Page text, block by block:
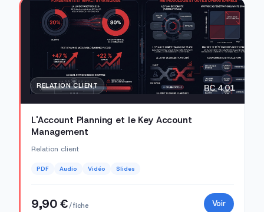
RELATION CLIENT RC 4.01
L'Account Planning et le Key Account
Management
Relation client
PDF Audio Vidéo Slides
9,90 €/ fiche Voir